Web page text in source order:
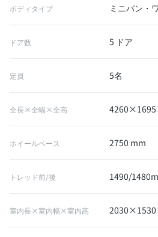
ボディタイプ ミニバン・
ドア数 5 ドア
定員 5名
全長×全幅×全高
ホイールベース 2750 mm
トレッド前/後 1490/
室内長×室内幅×室内高